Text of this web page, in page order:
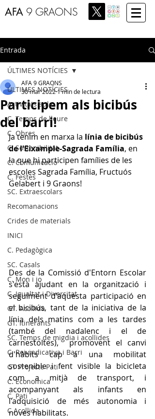
AFA 9 GRAONS
Entrada
ÚLTIMES NOTÍCIES
Activitats aula
C. Temps de lleure
C. Obres
C. Sostenibilitat
C. Comunicació
C. Festes
SC. Extraescolars
Recomanacions
Crides de materials
INICI
C. Pedagògica
SC. Casals
C. Mon i jo
C. Igualtat i Diversitat
GT. Acollida
GT. Itinerants
SC. Temps de migdia i acollides
C. Reivindicativa i Barri
GT Projecte Pati
C. Economica
C. Pati
C.Acollida
ÚLTIMES NOTÍCIES
Participem als bicibús
del barri!
AFA 9 GRAONS
30 mar 20221 min de lectura
Ja tenim en marxa la línia de bicibús
de l'Eixample-Sagrada Família, en
la que hi participen famílies de les
escoles Sagrada Família, Fructuós
Gelabert i 9 Graons!
Des de la Comissió d'Entorn Escolar
s'està ajudant en la organització i
seguiment d'aquesta participació en
el bicibús, tant de la iniciativa de la
línia dels matins com a les tardes
(també del nadalenc i el de
carnestoltes),  promovent el canvi
d'hàbits cap a una mobilitat
sostenible i fent visible la bicicleta
com a mitjà de transport, i
acompanyant als infants en
l'adquisició de més autonomia i
noves habilitats.